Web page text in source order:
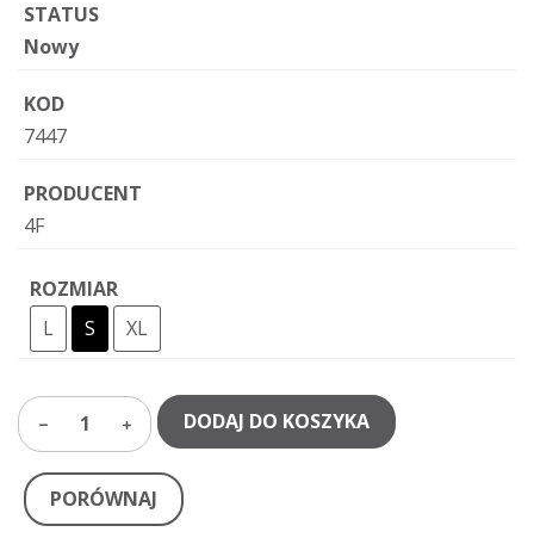
STATUS
Nowy
KOD
7447
PRODUCENT
4F
ROZMIAR
L
S XL
1 DODAJ DO KOSZYKA
PORÓWNAJ